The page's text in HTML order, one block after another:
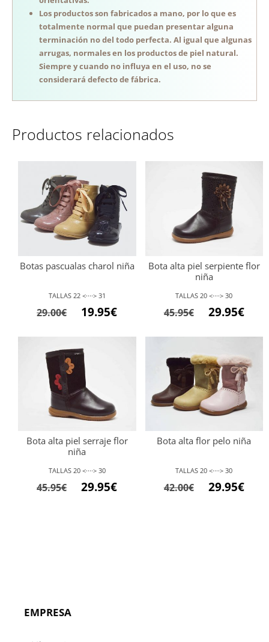
Los productos son fabricados a mano, por lo que es
totalmente normal que puedan presentar alguna
terminación no del todo perfecta. Al igual que algunas
arrugas, normales en los productos de piel natural.
Siempre y cuando no influya en el uso, no se
considerará defecto de fábrica.
Productos relacionados
Botas pascualas charol niña
TALLAS 22 <····> 31
29.00€ 19.95€
Bota alta piel serpiente flor
niña
TALLAS 20 <····> 30
45.95€ 29.95€
Bota alta piel serraje flor
niña
TALLAS 20 <····> 30
45.95€ 29.95€
Bota alta flor pelo niña
TALLAS 20 <····> 30
42.00€ 29.95€
EMPRESA